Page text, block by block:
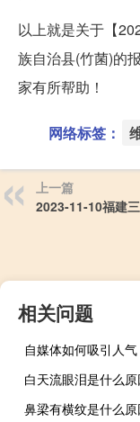
以上就是关于【
族自治县(竹菌)的
家有所帮助！
网络标签：
上一篇
2023-11-10福建
相关问题
白天流眼泪是什么原
鼻梁有横纹是什么原